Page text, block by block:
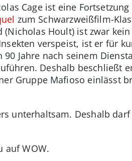
Cage ist eine
zum Schwarzweißfilm-
(Nicholas Hoult) ist zwar
verspeist, ist er für
Jahre nach seinem
Deshalb beschließt
Gruppe Mafioso einlässt
unterhaltsam. Deshalb
auf WOW.